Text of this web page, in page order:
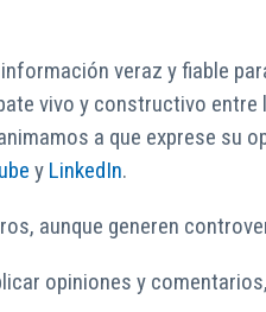
veraz y fiable
vivo y constructivo
a que exprese su
y LinkedIn.
aunque generen
opiniones y